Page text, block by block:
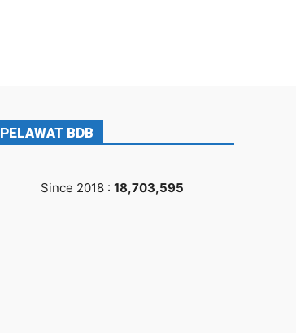
PELAWAT BDB
Since 2018 : 18,703,595